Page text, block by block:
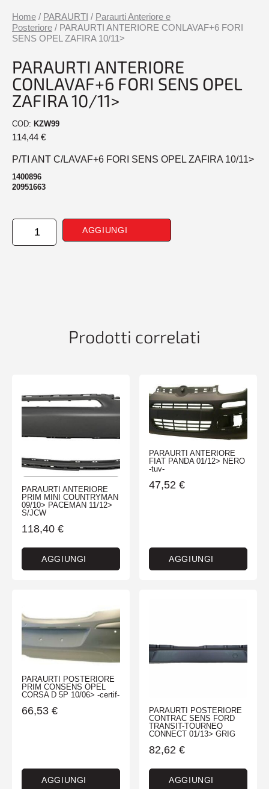
Home / PARAURTI / Paraurti Anteriore e
Posteriore / PARAURTI ANTERIORE CONLAVAF+6 FORI
SENS OPEL ZAFIRA 10/11>
PARAURTI ANTERIORE
CONLAVAF+6 FORI SENS OPEL
ZAFIRA 10/11>
COD: KZW99
114,44 €
P/TI ANT C/LAVAF+6 FORI SENS OPEL ZAFIRA 10/11>
1400896
20951663
PARAURTI
ANTERIORE
AGGIUNGI
Prodotti correlati
PARAURTI ANTERIORE
PRIM MINI COUNTRYMAN
09/10> PACEMAN 11/12>
S/JCW
118,40 €
AGGIUNGI
PARAURTI ANTERIORE
FIAT PANDA 01/12> NERO
-tuv-
47,52 €
AGGIUNGI
PARAURTI POSTERIORE
PRIM CONSENS OPEL
CORSA D 5P 10/06> -certif-
66,53 €
AGGIUNGI
PARAURTI POSTERIORE
CONTRAC SENS FORD
TRANSIT-TOURNEO
CONNECT 01/13> GRIG
82,62 €
AGGIUNGI